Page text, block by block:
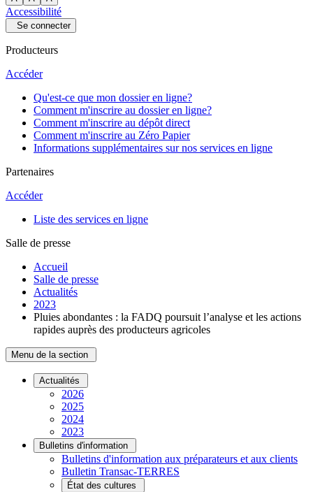
Accessibilité
Se connecter
Producteurs
Accéder
Qu'est-ce que mon dossier en ligne?
Comment m'inscrire au dossier en ligne?
Comment m'inscrire au dépôt direct
Comment m'inscrire au Zéro Papier
Informations supplémentaires sur nos services en ligne
Partenaires
Accéder
Liste des services en ligne
Salle de presse
Accueil
Salle de presse
Actualités
2023
Pluies abondantes : la FADQ poursuit l’analyse et les actions
rapides auprès des producteurs agricoles
Menu de la section
Actualités
2026
2025
2024
2023
Bulletins d'information
Bulletins d'information aux préparateurs et aux clients
Bulletin Transac-TERRES
État des cultures